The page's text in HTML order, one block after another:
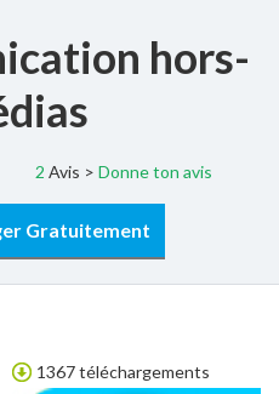
hors-
2 Avis > Donne ton avis
Gratuitement
1367 téléchargements